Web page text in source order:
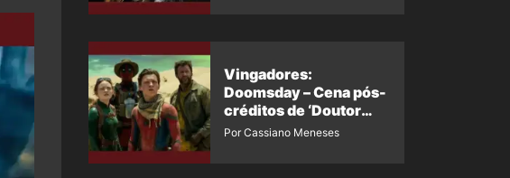
Vingadores:
Doomsday – Cena pós-
créditos de ‘Doutor
Destino’ é revelada
Por Cassiano Meneses